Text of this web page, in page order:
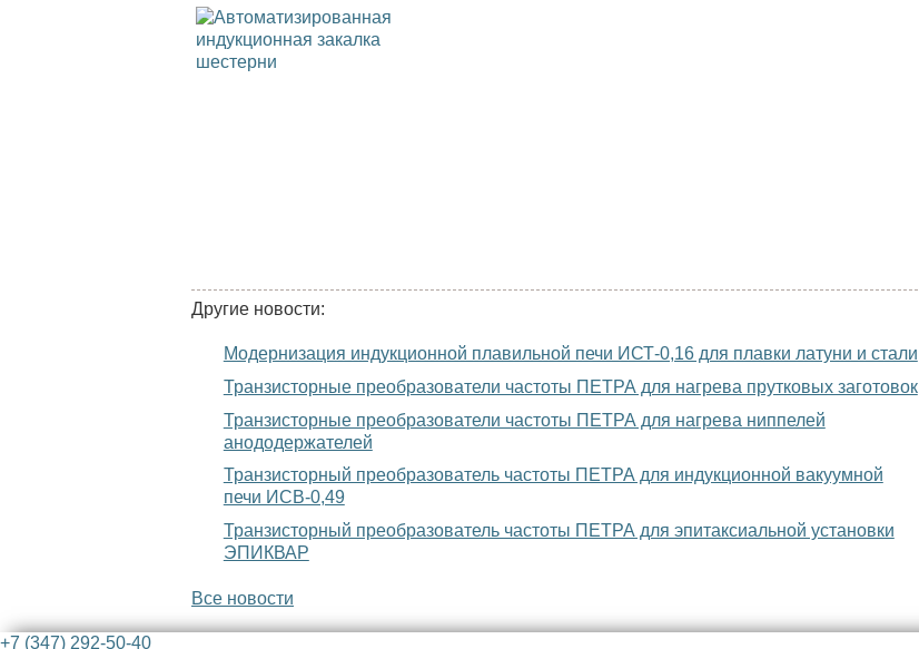
Другие новости:
Модернизация индукционной плавильной печи ИСТ-0,16 для плавки латуни и стали
Транзисторные преобразователи частоты ПЕТРА для нагрева прутковых заготовок
Транзисторные преобразователи частоты ПЕТРА для нагрева ниппелей
анододержателей
Транзисторный преобразователь частоты ПЕТРА для индукционной вакуумной
печи ИСВ-0,49
Транзисторный преобразователь частоты ПЕТРА для эпитаксиальной установки
ЭПИКВАР
Все новости
+7 (347) 292-50-40